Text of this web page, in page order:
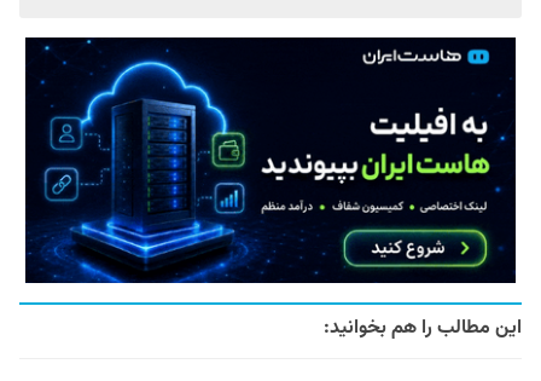
این مطالب را هم بخوانید: